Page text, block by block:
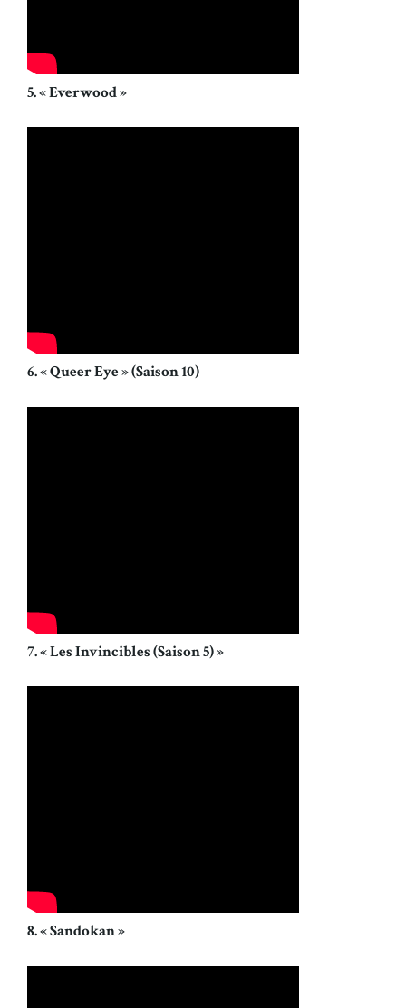
5. « Everwood »
6. « Queer Eye » (Saison 10)
7. « Les Invincibles (Saison 5) »
8. « Sandokan »